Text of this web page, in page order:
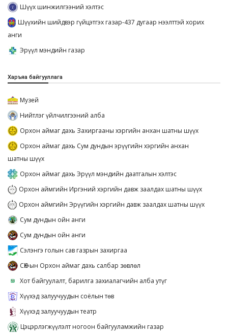
Шүүх шинжилгээний хэлтэс
Шүүхийн шийдвэр гүйцэтгэх газар-437 дугаар нээлттэй хорих
анги
Эрүүл мэндийн газар
Харъяа байгууллага
Музей
Нийтлэг үйлчилгээний алба
Орхон аймаг дахь Захиргааны хэргийн анхан шатны шүүх
Орхон аймаг дахь Сум дундын эрүүгийн хэргийн анхан
шатны шүүх
Орхон аймаг дахь Эрүүл мэндийн даатгалын хэлтэс
Орхон аймгийн Иргэний хэргийн давж заалдах шатны шүүх
Орхон аймгийн Эрүүгийн хэргийн давж заалдах шатны шүүх
Сум дундын ойн анги
Сум дундын ойн анги
Сэлэнгэ голын сав газрын захиргаа
СӨХ-ын Орхон аймаг дахь салбар зөвлөл
Хот байгуулалт, барилга захиалагчийн алба утүг
Хүүхэд залуучуудын соёлын төв
Хүүхэд залуучуудын театр
Цэцэрлэгжүүлэлт ногоон байгууламжийн газар